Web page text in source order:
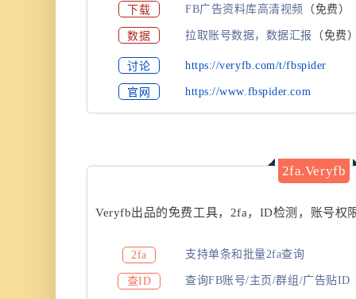
下载 FB广告资料库高清视频 （免费）
数据 拉取账号数据，数据汇报 （免费
讨论 https://veryfb.com/t/fbspider
官网 https://www.fbspider.com
2fa.Veryfb
Veryfb出品的免费工具，2fa，ID检测，账号权
2fa 支持单条和批量2fa查询
查ID 查询FB账号/主页/群组/广告贴ID